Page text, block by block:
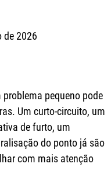
de 2026
pequeno pode
Um curto-circuito, um
de furto, um
do ponto já são
com mais atenção